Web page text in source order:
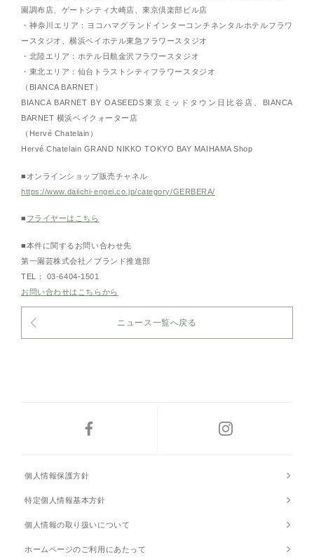
園調布店、ゲートシティ大崎店、東京倶楽部ビル店
・神奈川エリア：ヨコハマグランドインターコンチネンタルホテルフラワ
ースタジオ、横浜ベイホテル東急フラワースタジオ
・北陸エリア：ホテル日航金沢フラワースタジオ
・東北エリア：仙台トラストシティフラワースタジオ
（BIANCA BARNET）
BIANCA BARNET BY OASEEDS東京ミッドタウン日比谷店、BIANCA
BARNET 横浜ベイクォーター店
（Hervé Chatelain）
Hervé Chatelain GRAND NIKKO TOKYO BAY MAIHAMA Shop
■オンラインショップ販売チャネル
https://www.daiichi-engei.co.jp/category/GERBERA/
■ フライヤーはこちら
■本件に関するお問い合わせ先
第一園芸株式会社／ブランド推進部
TEL： 03-6404-1501
お問い合わせはこちらから
ニュース一覧へ戻る
個人情報保護方針
特定個人情報基本方針
個人情報の取り扱いについて
ホームページのご利用にあたって